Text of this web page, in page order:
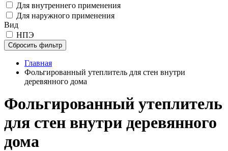
Для внутреннего применения
Для наружного применения
Вид
НПЭ
Сбросить фильтр
Главная
Фольгированный утеплитель для стен внутри
деревянного дома
Фольгированный утеплитель
для стен внутри деревянного
дома